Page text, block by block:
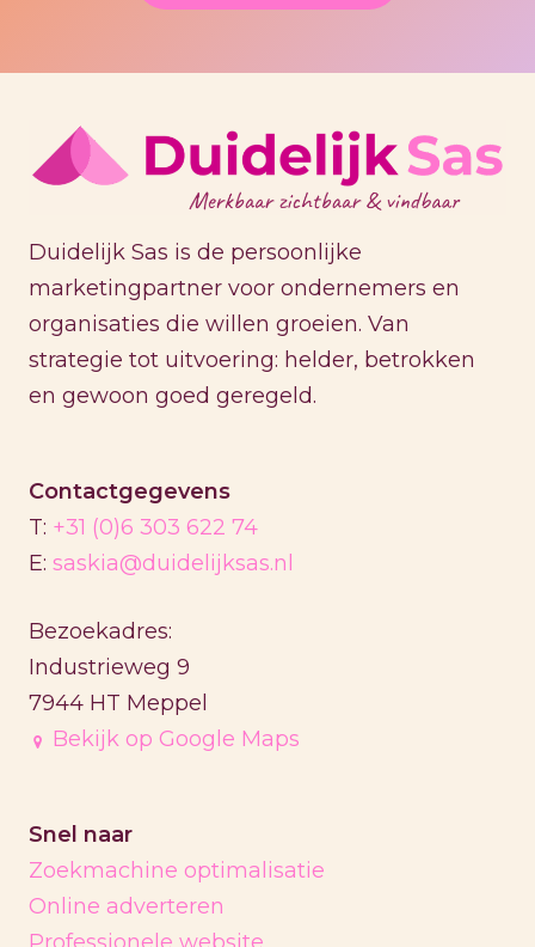
Duidelijk Sas is de persoonlijke
marketingpartner voor ondernemers en
organisaties die willen groeien. Van
strategie tot uitvoering: helder, betrokken
en gewoon goed geregeld.
Contactgegevens
T: +31 (0)6 303 622 74
E: saskia@duidelijksas.nl
Bezoekadres:
Industrieweg 9
7944 HT Meppel
Bekijk op Google Maps
Snel naar
Zoekmachine optimalisatie
Online adverteren